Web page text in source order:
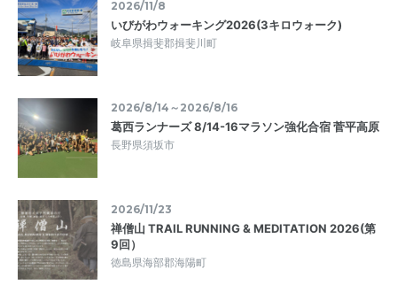
2026/11/8
いびがわウォーキング2026(3キロウォーク)
岐阜県揖斐郡揖斐川町
2026/8/14～2026/8/16
葛西ランナーズ 8/14-16マラソン強化合宿 菅平高原
長野県須坂市
2026/11/23
禅僧山 TRAIL RUNNING & MEDITATION 2026(第
9回）
徳島県海部郡海陽町